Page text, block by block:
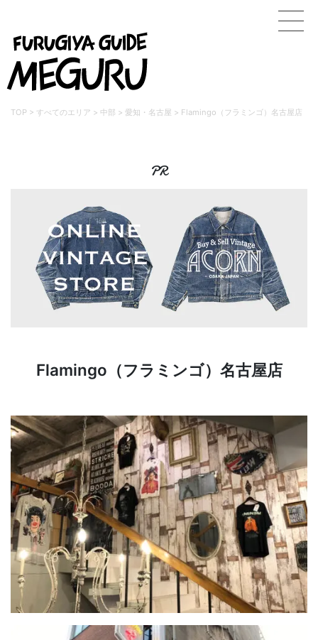
TOP > すべてのエリア > 中部 > 愛知・名古屋 > Flamingo（フラミンゴ）名古屋店
PR
Flamingo（フラミンゴ）名古屋店